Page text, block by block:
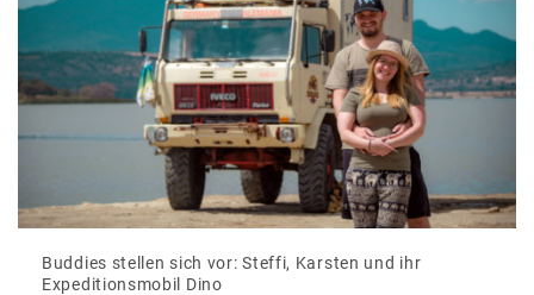
Buddies stellen sich vor: Steffi, Karsten und ihr
Expeditionsmobil Dino